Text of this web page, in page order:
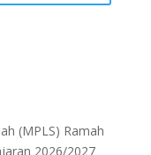
(MPLS) Ramah
2026/2027